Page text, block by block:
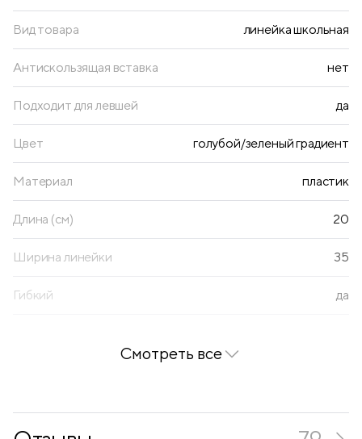
Вид товара линейка школьная
Антискользящая вставка нет
Подходит для левшей да
Цвет голубой/зеленый градиент
Материал пластик
Длина (см) 20
Ширина линейки 35
Гибкий да
Наличие волнистого края нет
Смотреть все